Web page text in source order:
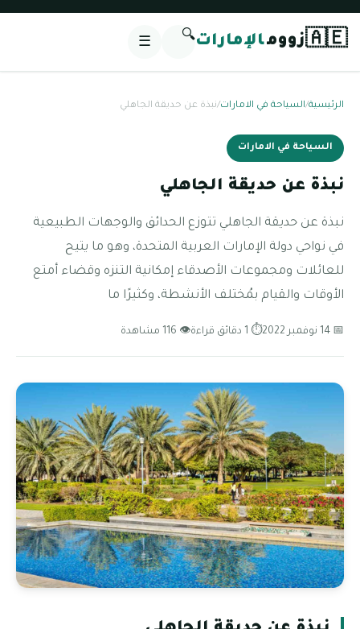
🇦🇪زوومالإمارات🔍
☰
الرئيسية/السياحة في الامارات/نبذة عن حديقة الجاهلي
السياحة في الامارات
نبذة عن حديقة الجاهلي
نبذة عن حديقة الجاهلي تتوزع الحدائق والوجهات الطبيعية
في نواحي دولة الإمارات العربية المتحدة، وهو ما يتيح
للعائلات ومجموعات الأصدقاء إمكانية التنزه وقضاء أمتع
الأوقات والقيام بمُختلف الأنشطة، وكثيرًا ما
📅 14 نوفمبر 2022 ⏱ 1 دقائق قراءة 👁 116 مشاهدة